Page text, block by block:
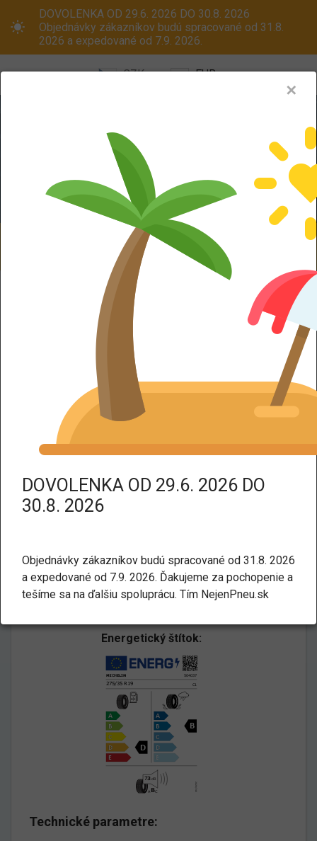
DOVOLENKA OD 29.6. 2026 DO 30.8. 2026
Objednávky zákazníkov budú spracované od 31.8.
2026 a expedované od 7.9. 2026.
CZK EUR
Menu
Oceľové disky ALU kola
Dodáváme aj na Slovensko! Platcom
DPH dodáme tovar bez DPH.
Osobné a SUV
MICHELIN PILOT SUPER SPORT
* 275/35 R19 100Y
Energetický štítok:
Technické parametre:
✕
DOVOLENKA OD 29.6. 2026 DO
30.8. 2026
Objednávky zákazníkov budú spracované od 31.8. 2026
a expedované od 7.9. 2026. Ďakujeme za pochopenie a
tešíme sa na ďalšiu spoluprácu. Tím NejenPneu.sk